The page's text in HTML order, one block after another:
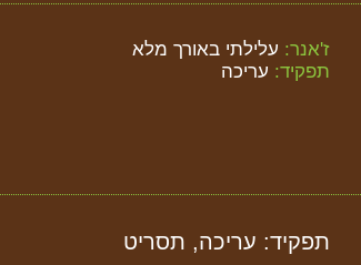
ז'אנר: עלילתי באורך מלא
תפקיד: עריכה
תפקיד: עריכה, תסריט